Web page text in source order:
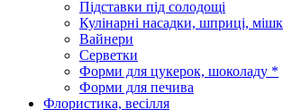
Підставки під солодощі
Кулінарні насадки, шприці,
Вайнери
Серветки
Форми для цукерок, шоколаду *
Форми для печива
Флористика, весілля